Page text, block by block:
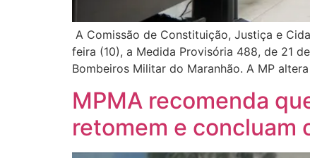
A Comissão de Constituição, Justiça e
feira (10), a Medida Provisória 488, de 21
Bombeiros Militar do Maranhão. A MP
MPMA recomenda
retomem e concluam